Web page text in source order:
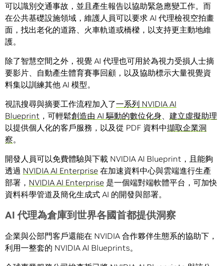
可以識別交通事故，並且產生報告以協助緊急應變工作。而
在公共基礎設施領域，維護人員可以要求 AI 代理檢視空拍畫
面，找出老化的道路、火車軌道或橋樑，以支持更主動地維
護。
除了智慧空間之外，視覺 AI 代理也可用於為視力受損人士摘
要影片、自動產生體育賽事回顧，以及協助標示大量視覺資
料集以訓練其他 AI 模型。
視訊搜尋與摘要工作流程加入了一系列 NVIDIA AI
Blueprint ，可輕鬆創造由 AI 驅動的數位化身、 建立虛擬助理
以提供個人化的客戶服務，以及從 PDF 資料中擷取企業洞
察。
開發人員可以免費體驗與下載 NVIDIA AI Blueprint，且能夠
透過 NVIDIA AI Enterprise 在加速資料中心與雲端進行生產
部署， NVIDIA AI Enterprise 是一個端對端軟體平台，可加快
資料科學管道及簡化生成式 AI 的開發與部署。
AI 代理為倉庫到世界各國首都提供洞察
企業與公部門客戶還能在 NVIDIA 合作夥伴生態系的協助下，
利用一整套的 NVIDIA AI Blueprints。